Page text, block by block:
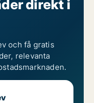
direkt i
och få gratis
relevanta